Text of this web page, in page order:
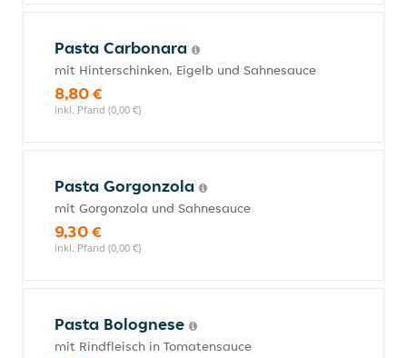
Pasta Carbonara
mit Hinterschinken, Eigelb und Sahnesauce
8,80 €
inkl. Pfand (0,00 €)
Pasta Gorgonzola
mit Gorgonzola und Sahnesauce
9,30 €
inkl. Pfand (0,00 €)
Pasta Bolognese
mit Rindfleisch in Tomatensauce